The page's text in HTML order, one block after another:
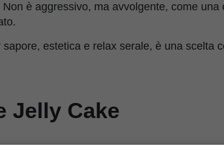
Non è aggressivo, ma avvolgente, come
estetica e relax serale, è una scelta
Jelly Cake